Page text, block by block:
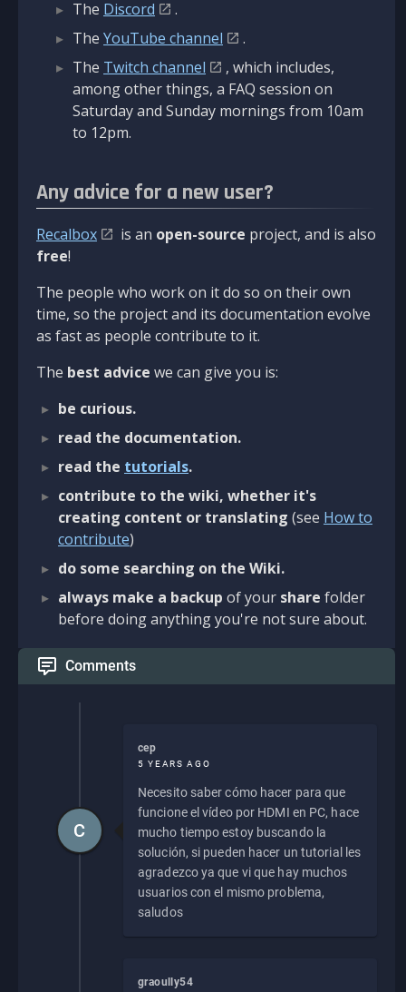
The Discord
.
The YouTube channel
.
The Twitch channel
, which includes,
among other things, a FAQ session on
Saturday and Sunday mornings from 10am
to 12pm.
Any advice for a new user?
Recalbox is an open-source project, and is also
free!
The people who work on it do so on their own
time, so the project and its documentation evolve
as fast as people contribute to it.
The best advice we can give you is:
be curious.
read the documentation.
read the tutorials.
contribute to the wiki, whether it's
creating content or translating (see How to
contribute)
do some searching on the Wiki.
always make a backup of your share folder
before doing anything you're not sure about.
Comments
cep
5 YEARS AGO
Necesito saber cómo hacer para que
funcione el vídeo por HDMI en PC, hace
mucho tiempo estoy buscando la
solución, si pueden hacer un tutorial les
agradezco ya que vi que hay muchos
usuarios con el mismo problema,
saludos
C
graoully54